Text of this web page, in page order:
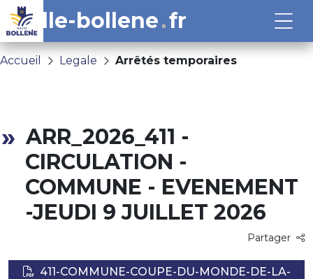
ville-bollene fr
Accueil Legale Arrêtés temporaires
ARR_2026_411 -
CIRCULATION -
COMMUNE - EVENEMENT
-JEUDI 9 JUILLET 2026
Partager
411-COMMUNE-COUPE-DU-MONDE-DE-LA-